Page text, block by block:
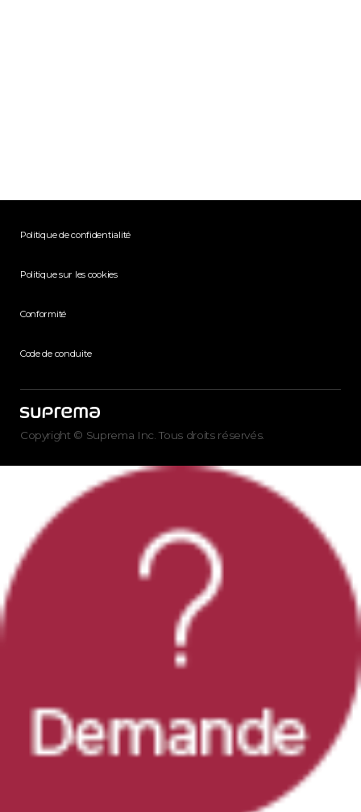
Politique de confidentialité
Politique sur les cookies
Conformité
Code de conduite
Copyright © Suprema Inc. Tous droits réservés.